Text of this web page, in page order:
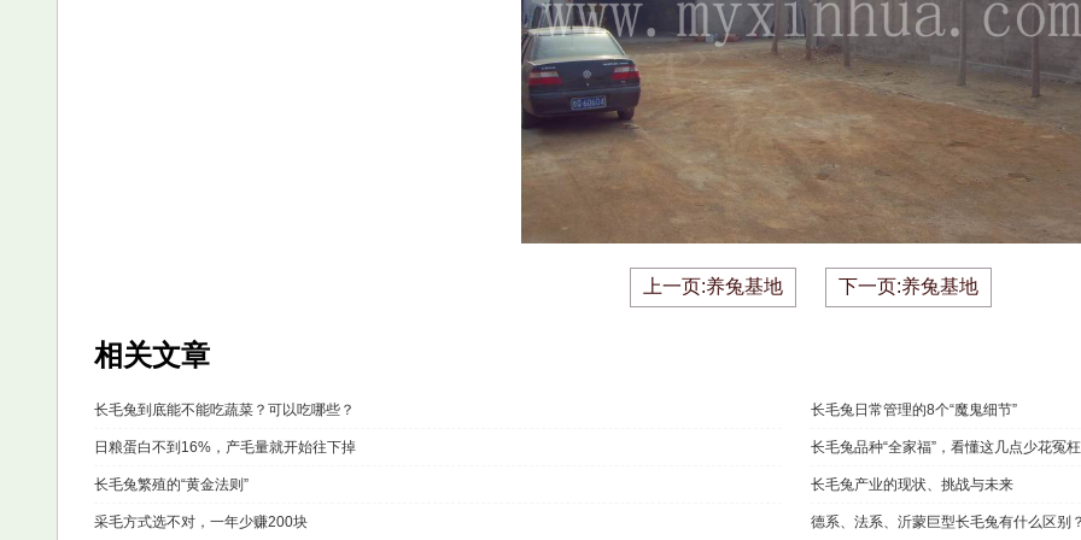
上一页:养兔基地 下一页:养兔基地
相关文章
长毛兔到底能不能吃蔬菜？可以吃哪些？ 长毛兔日常管理的8个“魔鬼细节”
日粮蛋白不到16%，产毛量就开始往下掉 长毛兔品种“全家福”，看懂这几点少花冤
长毛兔繁殖的“黄金法则” 长毛兔产业的现状、挑战与未来
采毛方式选不对，一年少赚200块 德系、法系、沂蒙巨型长毛兔有什么区别